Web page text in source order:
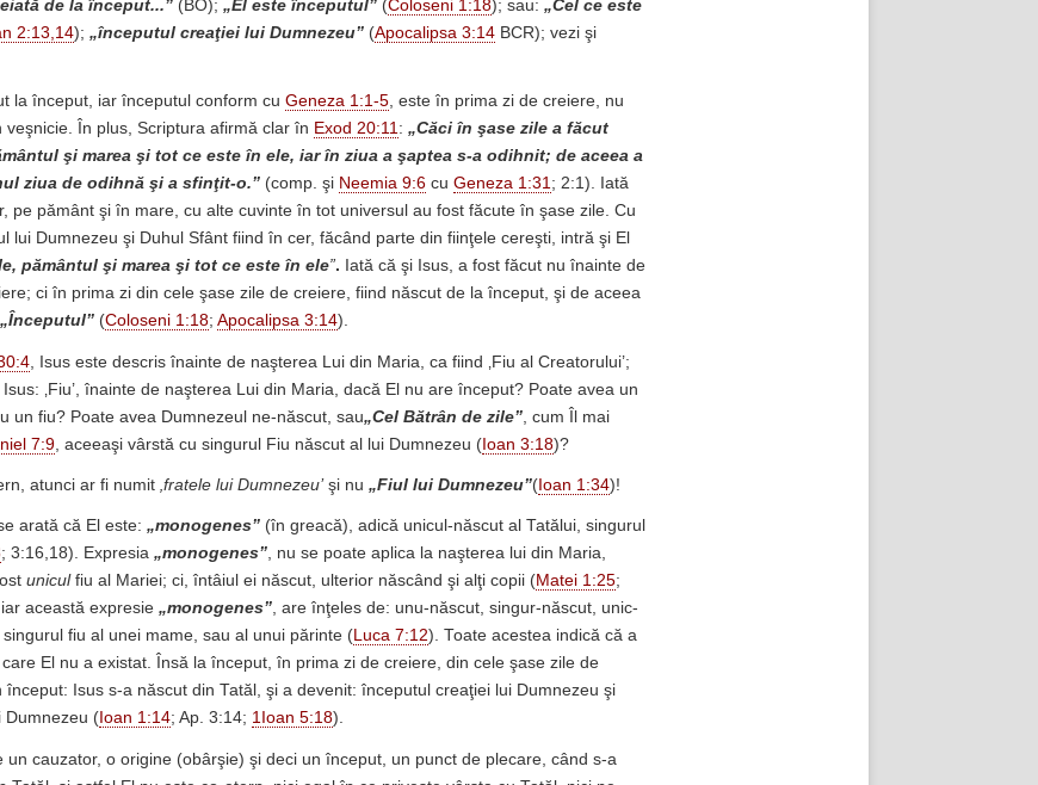
de la început...” (BO); „El este începutul” (Coloseni 1:18); sau: „Cel ce este
2:13,14); „începutul creaţiei lui Dumnezeu” (Apocalipsa 3:14 BCR); vezi şi
la început, iar începutul conform cu Geneza 1:1-5, este în prima zi de creiere, nu
În plus, Scriptura afirmă clar în Exod 20:11: „Căci în şase zile a făcut
şi marea şi tot ce este în ele, iar în ziua a şaptea s-a odihnit; de aceea a
ziua de odihnă şi a sfinţit-o.” (comp. şi Neemia 9:6 cu Geneza 1:31; 2:1). Iată
pe pământ şi în mare, cu alte cuvinte în tot universul au fost făcute în şase zile. Cu
lui Dumnezeu şi Duhul Sfânt fiind în cer, făcând parte din fiinţele cereşti, intră şi El
pământul şi marea şi tot ce este în ele”. Iată că şi Isus, a fost făcut nu înainte de
ci în prima zi din cele şase zile de creiere, fiind născut de la început, şi de aceea
„Începutul” (Coloseni 1:18; Apocalipsa 3:14).
, Isus este descris înainte de naşterea Lui din Maria, ca fiind ‚Fiu al Creatorului’;
‚Fiu’, înainte de naşterea Lui din Maria, dacă El nu are început? Poate avea un
un fiu? Poate avea Dumnezeul ne-născut, sau„Cel Bătrân de zile” , cum Îl mai
7:9 , aceeaşi vârstă cu singurul Fiu născut al lui Dumnezeu (Ioan 3:18)?
atunci ar fi numit ‚fratele lui Dumnezeu’şi nu „Fiul lui Dumnezeu”( Ioan 1:34)!
arată că El este: „monogenes” (în greacă), adică unicul-născut al Tatălui, singurul
; 3:16,18). Expresia „monogenes”, nu se poate aplica la naşterea lui din Maria,
uniculfiu al Mariei; ci, întâiul ei născut, ulterior născând şi alţi copii (Matei 1:25;
această expresie „monogenes”, are înţeles de: unu-născut, singur-născut, unic-
fiu al unei mame, sau al unui părinte (Luca 7:12). Toate acestea indică că a
El nu a existat. Însă la început, în prima zi de creiere, din cele şase zile de
început: Isus s-a născut din Tatăl, şi a devenit: începutul creaţiei lui Dumnezeu şi
Dumnezeu ( Ioan 1:14; Ap. 3:14; 1Ioan 5:18).
un cauzator, o origine (obârşie) şi deci un început, un punct de plecare, când s-a